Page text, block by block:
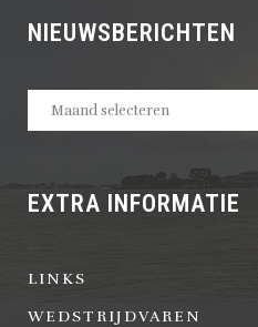
NIEUWSBERICHTEN
Nieuwsberichten
EXTRA INFORMATIE
LINKS
WEDSTRIJDVAREN